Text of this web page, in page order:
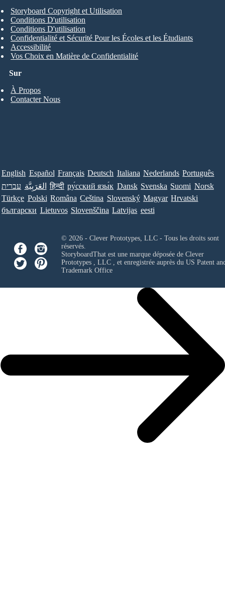
Sur
À Propos
Contacter Nous
Storyboard Copyright et Utilisation
Conditions D'utilisation
Conditions D'utilisation
Confidentialité et Sécurité Pour les Écoles et les Étudiants
Accessibilité
Vos Choix en Matière de Confidentialité
English Español Français Deutsch Italiana Nederlands Português
עברית العَرَبِيَّة हिन्दी ру́сский язы́к Dansk Svenska Suomi Norsk
Türkçe Polski Româna Ceština Slovenský Magyar Hrvatski
български Lietuvos Slovenščina Latvijas eesti
© 2026 - Clever Prototypes, LLC - Tous les droits sont
réservés.
StoryboardThat est une marque déposée de Clever
Prototypes , LLC, et enregistrée auprès du US Patent
Trademark Office